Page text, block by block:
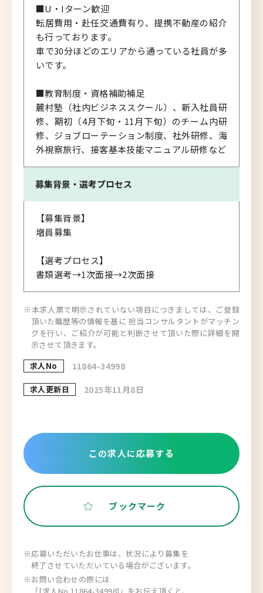
■U・Iターン歓迎
転居費用・赴任交通費有り、提携不動産の紹介
も行っております。
車で30分ほどのエリアから通っている社員が多
いです。
■教育制度・資格補助補足
麓村塾（社内ビジネススクール）、新入社員研
修、期初（4月下旬・11月下旬）のチーム内研
修、ジョブローテーション制度、社外研修、海
外視察旅行、接客基本技能マニュアル研修など
募集背景・ 選考プロセス
【募集背景】
増員募集
【選考プロセス】
書類選考→1次面接→2次面接
※本求人票で明示されていない項目につきましては、ご登録
頂いた職歴等の情報を基に 担当コンサルタントがマッチン
グを行い、ご紹介が可能と判断させて頂いた際に詳細を開
示させて頂きます。
求人No
11864-34998
求人更新日 2025年11月8日
この求人に応募する
ブックマーク
※応募いただいたお仕事は、状況により募集を
終了させていただいている場合がございます。
※お問い合わせの際には